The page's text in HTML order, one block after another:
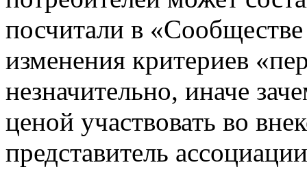
посчитали в
изменения критериев
незначительно, иначе
ценой участвовать во
представитель